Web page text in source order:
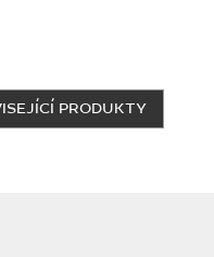
PRODUKTY